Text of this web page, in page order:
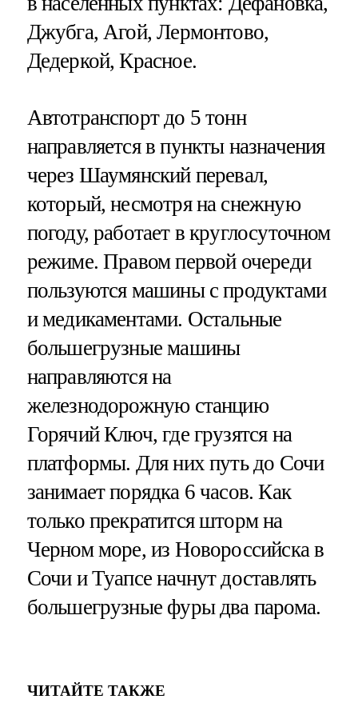
Джубга, Агой, Лермонтово,
Дедеркой, Красное.
Автотранспорт до 5 тонн
направляется в пункты назначения
через Шаумянский перевал,
который, несмотря на снежную
погоду, работает в круглосуточном
режиме. Правом первой очереди
пользуются машины с продуктами
и медикаментами. Остальные
большегрузные машины
направляются на
железнодорожную станцию
Горячий Ключ, где грузятся на
платформы. Для них путь до Сочи
занимает порядка 6 часов. Как
только прекратится шторм на
Черном море, из Новороссийска в
Сочи и Туапсе начнут доставлять
большегрузные фуры два парома.
ЧИТАЙТЕ ТАКЖЕ